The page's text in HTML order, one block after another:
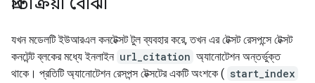
যখন মডেলটি ইউআরএল কনটেক্সট টুল ব্যবহার করে, তখন এর টেক্সট রেসপন্সে টেক্সট
কনটেন্ট ব্লকের মধ্যে ইনলাইন url_citation অ্যানোটেশন অন্তর্ভুক্ত
থাকে। প্রতিটি অ্যানোটেশন রেসপন্স টেক্সটের একটি অংশকে ( start_index